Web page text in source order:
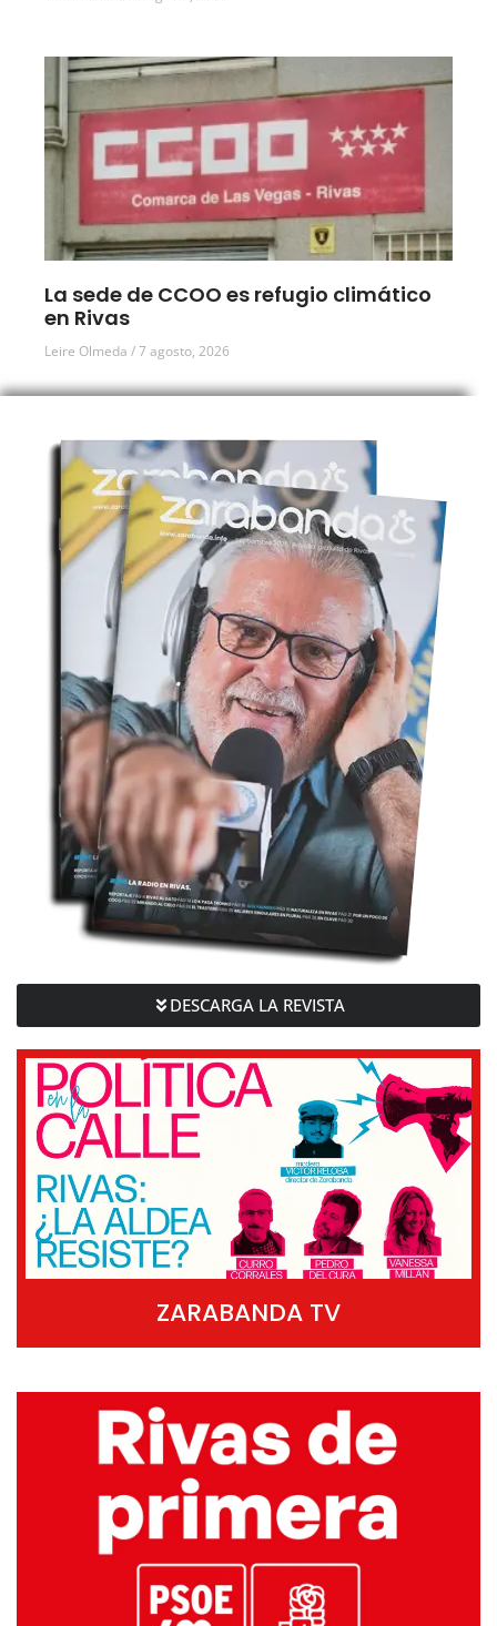
La sede de CCOO es refugio climático
en Rivas
Leire Olmeda 7 agosto, 2026
DESCARGA LA REVISTA
ZARABANDA TV